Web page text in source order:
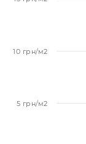
5 грн/м2
10 грн/м2